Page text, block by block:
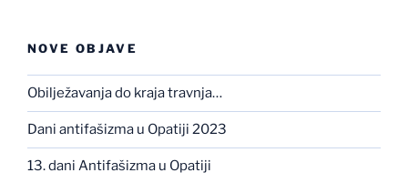
NOVE OBJAVE
Obilježavanja do kraja travnja…
Dani antifašizma u Opatiji 2023
13. dani Antifašizma u Opatiji